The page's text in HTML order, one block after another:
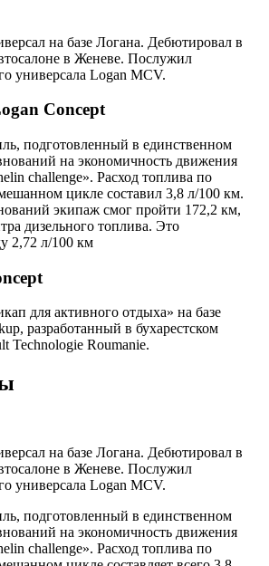
на базе Логана. Дебютировал в
в Женеве. Послужил
универсала Logan MCV.
Concept
подготовленный в единственном
на экономичность движения
challenge». Расход топлива по
цикле составил 3,8 л/100 км.
экипаж смог пройти 172,2 км,
дизельного топлива. Это
2,72 л/100 км
для активного отдыха» на базе
разработанный в бухарестском
Technologie Roumanie.
на базе Логана. Дебютировал в
в Женеве. Послужил
универсала Logan MCV.
подготовленный в единственном
на экономичность движения
challenge». Расход топлива по